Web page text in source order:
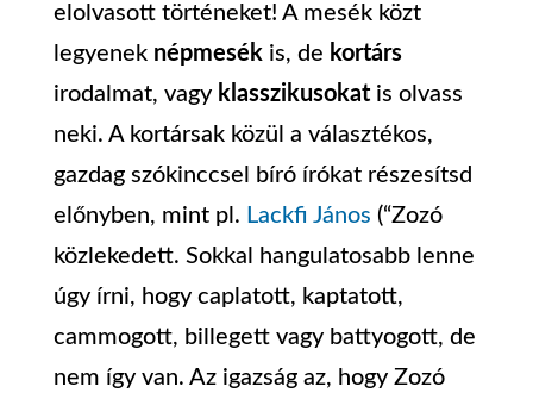
elolvasott történeket! A mesék közt
legyenek népmesékis, de kortárs
irodalmat, vagy klasszikusokatis olvass
neki. A kortársak közül a választékos,
gazdag szókinccsel bíró írókat részesítsd
előnyben, mint pl. Lackfi János (“Zozó
közlekedett. Sokkal hangulatosabb lenne
úgy írni, hogy caplatott, kaptatott,
cammogott, billegett vagy battyogott, de
nem így van. Az igazság az, hogy Zozó